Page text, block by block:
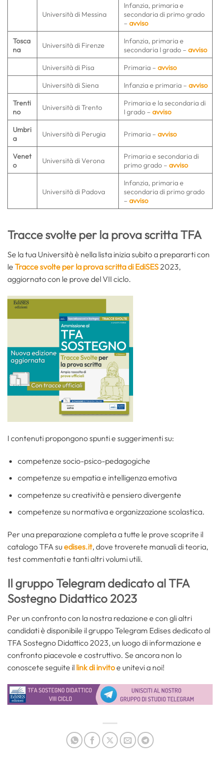
Università di Messina
Infanzia, primaria e
secondaria di primo grado
– avviso
Tosca
na
Università di Firenze
Infanzia, primaria e
secondaria I grado – avviso
Università di Pisa
Primaria – avviso
Università di Siena
Infanzia e primaria – avviso
Trenti
no
Università di Trento
Primaria e la secondaria di
I grado – avviso
Umbri
a
Università di Perugia Primaria – avviso
Venet
o
Università di Verona
Primaria e secondaria di
primo grado – avviso
Università di Padova
Infanzia, primaria e
secondaria di primo grado
– avviso
Tracce svolte per la prova scritta TFA
Se la tua Università è nella lista inizia subito a prepararti con
le Tracce svolte per la prova scritta di EdiSES2023,
aggiornato con le prove del VII ciclo.
I contenuti propongono spunti e suggerimenti su:
competenze socio-psico-pedagogiche
competenze su empatia e intelligenza emotiva
competenze su creatività e pensiero divergente
competenze su normativa e organizzazione scolastica.
Per una preparazione completa a tutte le prove scoprite il
catalogo TFA suedises.it, dove troverete manuali di teoria,
test commentati e tanti altri volumi utili.
Il gruppo Telegram dedicato al TFA
Sostegno Didattico 2023
Per un confronto con la nostra redazione e con gli altri
candidati è disponibile il gruppo Telegram Edises dedicato al
TFA Sostegno Didattico 2023, un luogo di informazione e
confronto piacevole e costruttivo. Se ancora non lo
conoscete seguite il link di invitoe unitevi a noi!